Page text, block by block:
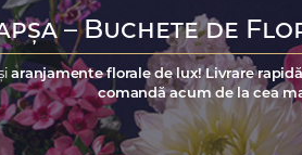
– Buchete de
aranjamente florale de lux! Livrare
comandă acum de la cea